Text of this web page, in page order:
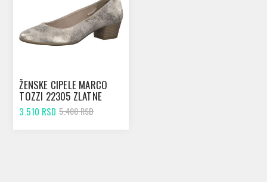
ŽENSKE CIPELE MARCO
TOZZI 22305 ZLATNE
3.510 RSD 5.400 RSD